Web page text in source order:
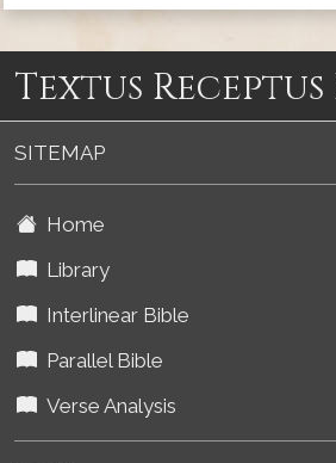
Textus Receptus
SITEMAP
Home
Library
Interlinear Bible
Parallel Bible
Verse Analysis